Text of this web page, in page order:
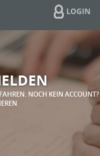
LOGIN
NOCH KEIN ACCOUNT?